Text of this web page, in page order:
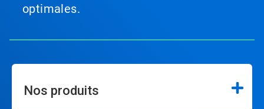
optimales.
Nos produits